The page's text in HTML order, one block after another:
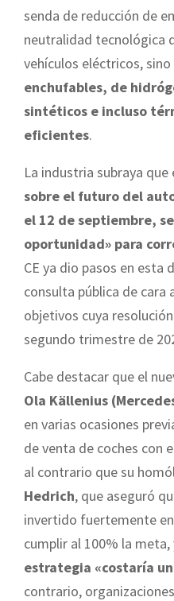
senda de reducción de
neutralidad tecnológica
vehículos eléctricos,
enchufables, de
sintéticos e incluso
eficientes.
La industria subraya que
sobre el futuro del
el 12 de septiembre,
oportunidad» para
CE ya dio pasos en esta
consulta pública de cara
objetivos cuya
segundo trimestre de
Cabe destacar que el
Ola Källenius
en varias ocasiones
de venta de coches con
al contrario que su
Hedrich, que aseguró
invertido fuertemente en
cumplir al 100% la
estrategia «costaría
contrario,